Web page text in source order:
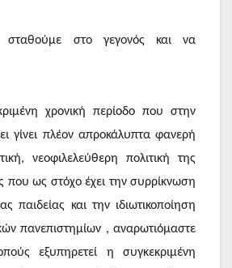
στο γεγονός και να
χρονική περίοδο που στην
γίνει πλέον απροκάλυπτα φανερή
νεοφιλελεύθερη πολιτική της
που ως στόχο έχει την συρρίκνωση
παιδείας και την ιδιωτικοποίηση
πανεπιστημίων , αναρωτιόμαστε
εξυπηρετεί η συγκεκριμένη